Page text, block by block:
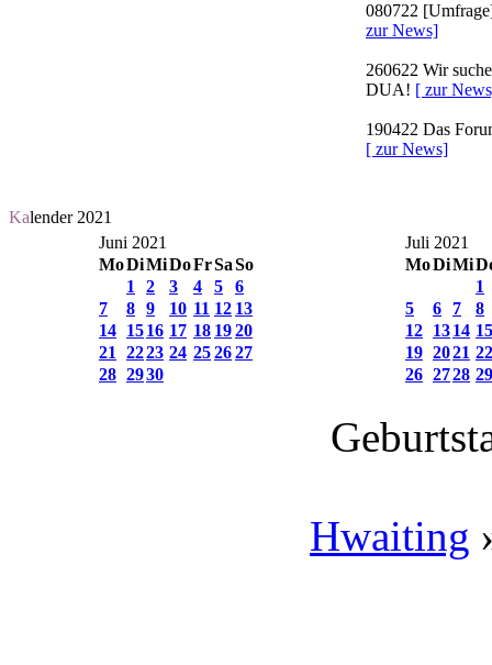
080722
zur News]
260622 Wir
DUA! [ zur
190422 Das
[ zur News]
Kalender 2021
Juni 2021
MoDiMiDoFrSaSo
1
2 3 4 5
6
7
8 9 10 11 12 13
14 1516 17 18 1920
21
2223 24 252627
28 2930
Juli 2021
MoDiMi
1
5
6 7
8
12 1314 15
19 2021 22
26 2728 29
Hwaiting